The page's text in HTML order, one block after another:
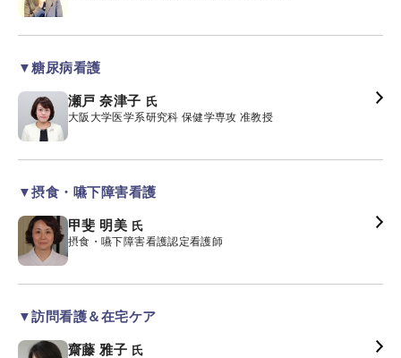
▼糖尿病看護
瀬戸 奈津子 氏
大阪大学医学系研究科 保健学専攻 准教授
▼摂食・嚥下障害看護
甲斐 明美 氏
摂食・嚥下障害看護認定看護師
▼訪問看護＆在宅ケア
齋藤 雅子 氏